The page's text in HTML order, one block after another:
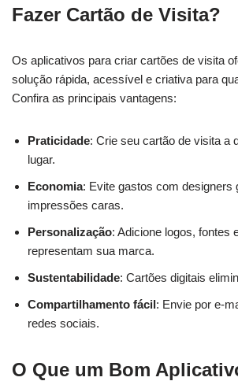
Fazer Cartão de Visita?
Os aplicativos para criar cartões de visita
solução rápida, acessível e criativa para
Confira as principais vantagens:
Praticidade: Crie seu cartão de visita a
lugar.
Economia: Evite gastos com designers
impressões caras.
Personalização: Adicione logos, fontes
representam sua marca.
Sustentabilidade: Cartões digitais
Compartilhamento fácil: Envie por e-
redes sociais.
O Que um Bom